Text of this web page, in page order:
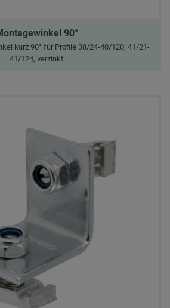
90°
kurz 90° für Profile 38/24-40/120, 41/21-
41/124, verzinkt